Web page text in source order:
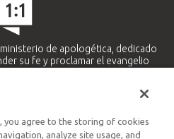
de apologética, dedicado
su fe y proclamar el evangelio
Hispano y Latinoamericano
you agree to the storing of cookies
analyze site usage, and